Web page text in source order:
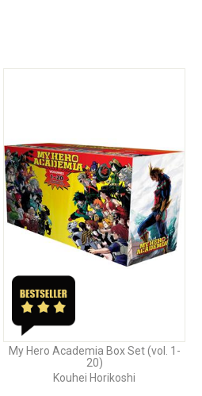
My Hero Academia Box Set (vol. 1-
20)
Kouhei Horikoshi